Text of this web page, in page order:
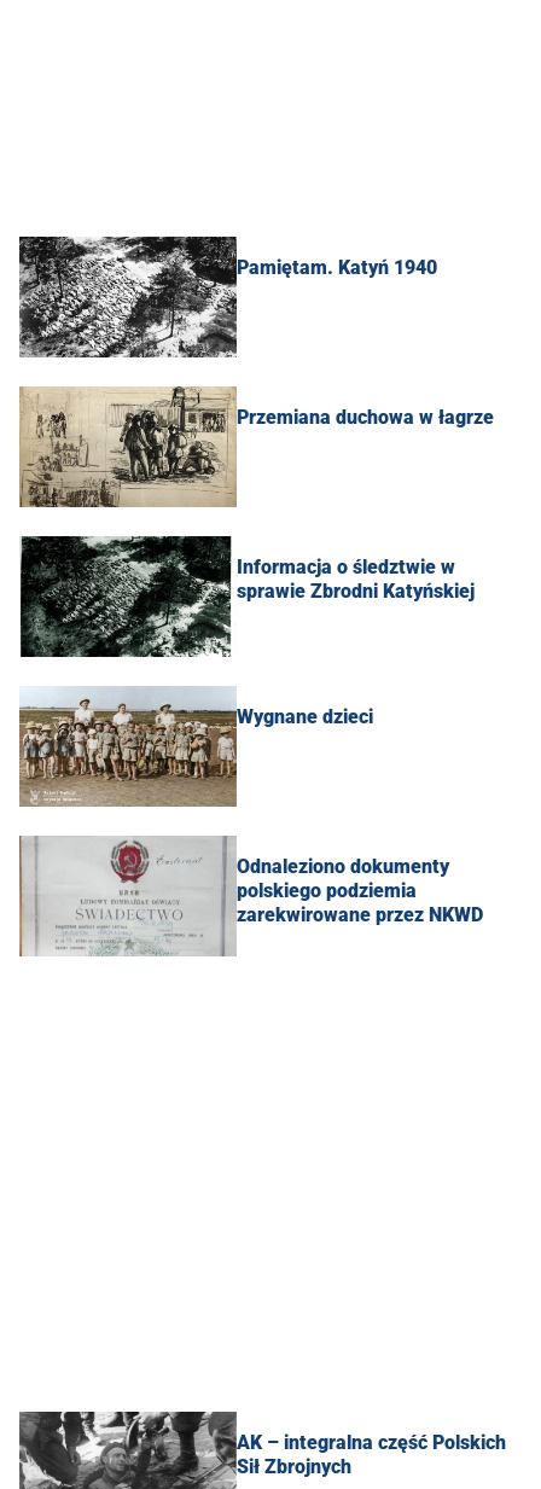
Pamiętam. Katyń 1940
Przemiana duchowa w łagrze
Informacja o śledztwie w
sprawie Zbrodni Katyńskiej
Wygnane dzieci
Odnaleziono dokumenty
polskiego podziemia
zarekwirowane przez NKWD
AK – integralna część Polskich
Sił Zbrojnych